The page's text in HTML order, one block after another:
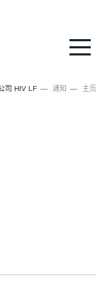
主页
通知
司 HIV LF